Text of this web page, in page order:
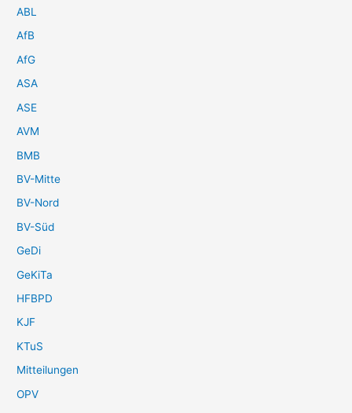
ABL
AfB
AfG
ASA
ASE
AVM
BMB
BV-Mitte
BV-Nord
BV-Süd
GeDi
GeKiTa
HFBPD
KJF
KTuS
Mitteilungen
OPV